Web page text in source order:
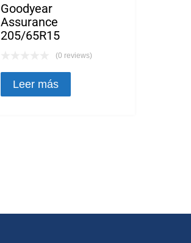
Goodyear
Assurance
205/65R15
(0 reviews)
Leer más